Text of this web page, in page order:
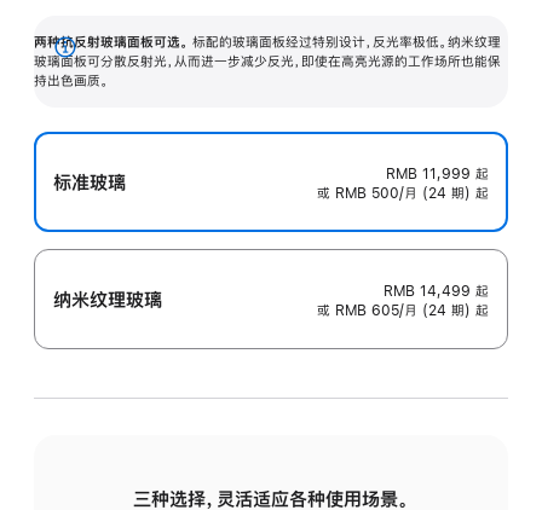
两种抗反射玻璃面板可选。 标配的玻璃面板经过特别设计，反光率极低。纳米纹理
玻璃面板可分散反射光，从而进一步减少反光，即使在高亮光源的工作场所也能保
持出色画质。
展
开
标准玻璃 RMB 11,999 起
或 RMB 500/月 (24 期) 起
纳米纹理玻璃 RMB 14,499 起
或 RMB 605/月 (24 期) 起
三种选择，灵活适应各种使用场景。